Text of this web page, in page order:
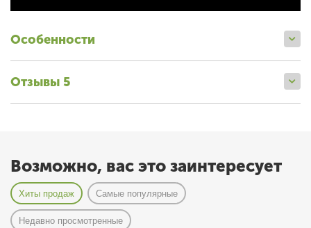
Особенности
Отзывы 5
Возможно, вас это заинтересует
Хиты продаж Самые популярные
Недавно просмотренные